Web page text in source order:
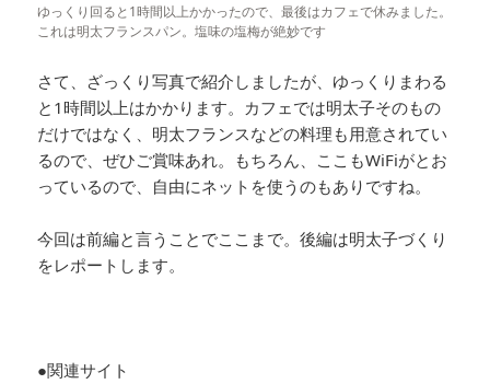
ゆっくり回ると1時間以上かかったので、最後はカフェで休みました。
これは明太フランスパン。塩味の塩梅が絶妙です
さて、ざっくり写真で紹介しましたが、ゆっくりまわる
と1時間以上はかかります。カフェでは明太子そのもの
だけではなく、明太フランスなどの料理も用意されてい
るので、ぜひご賞味あれ。もちろん、ここもWiFiがとお
っているので、自由にネットを使うのもありですね。
今回は前編と言うことでここまで。後編は明太子づくり
をレポートします。
●関連サイト